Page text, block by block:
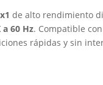
de alto rendimiento
a 60 Hz. Compatible
rápidas y sin